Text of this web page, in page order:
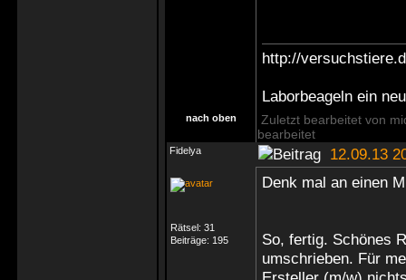
http://
Laborbeageln ein
nach oben
Zuletzt bearbeitet von
bearbeitet
Fidelya 12.09.13
Rätsel: 31
Beiträge: 195
Denk mal an einen
So, fertig. Schönes
umschrieben. Für